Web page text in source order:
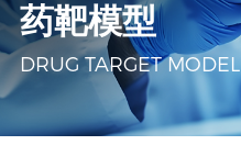
药靶模型
DRUG TARGET MODEL